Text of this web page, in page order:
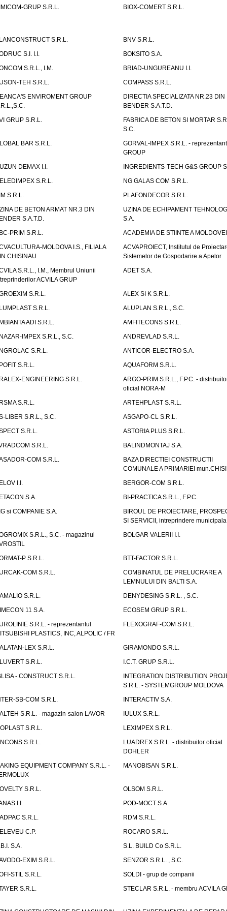
GRUP S.R.L.
BIOX-COMERT S.R.L.
S.R.L.
BNV S.R.L.
S.I. I.I.
BOKSITO S.A.
S.R.L., I.M.
BRIAD-UNGUREANU I.I.
TEH S.R.L.
COMPASS S.R.L.
ENVIROMENT GROUP
DIRECTIA SPECIALIZATA NR.23 DIN
BENDER S.A.T.D.
GRUP S.R.L.
FABRICA DE BETON SI MORTAR
S.C.
BAR S.R.L.
GORVAL-IMPEX S.R.L. -
GROUP
DEMAX I.I.
INGREDIENTS-TECH G&S GROUP
S.R.L.
NG GALAS COM S.R.L.
S.R.L.
PLAFONDECOR S.R.L.
DE BETON ARMAT NR.3 DIN
S.A.T.D.
UZINA DE ECHIPAMENT
S.A.
PRIM S.R.L.
ACADEMIA DE STIINTE A MOLDOVEI
MOLDOVA I.S., FILIALA
CHISINAU
ACVAPROIECT, Institutul de
Sistemelor de Gospodarire a Apelor
S.R.L., I.M., Membrul Uniunii
ACVILA GRUP
ADET S.A.
S.R.L.
ALEX SI K S.R.L.
S.R.L.
ALUPLAN S.R.L., S.C.
ADI S.R.L.
AMFITECONS S.R.L.
IMPEX S.R.L., S.C.
ANDREVLAD S.R.L.
S.R.L.
ANTICOR-ELECTRO S.A.
S.R.L.
AQUAFORM S.R.L.
ENGINEERING S.R.L.
ARGO-PRIM S.R.L., F.P.C. -
oficial NORA-M
S.R.L.
ARTEHPLAST S.R.L.
LIBER S.R.L., S.C.
ASGAPO-CL S.R.L.
S.R.L.
ASTORIA PLUS S.R.L.
S.R.L.
BALINDMONTAJ S.A.
COM S.R.L.
BAZA DIRECTIEI CONSTRUCTII
COMUNALE A PRIMARIEI
I.I.
BERGOR-COM S.R.L.
S.A.
BI-PRACTICA S.R.L., F.P.C.
si COMPANIE S.A.
BIROUL DE PROIECTARE,
SI SERVICII, intreprindere municipala
S.R.L., S.C. - magazinul
BOLGAR VALERII I.I.
P S.R.L.
BTT-FACTOR S.R.L.
COM S.R.L.
COMBINATUL DE PRELUCRARE A
LEMNULUI DIN BALTI S.A.
S.R.L.
DENYDESING S.R.L. , S.C.
11 S.A.
ECOSEM GRUP S.R.L.
S.R.L. - reprezentantul
PLASTICS, INC, ALPOLIC / FR
FLEXOGRAF-COM S.R.L.
LEX S.R.L.
GIRAMONDO S.R.L.
S.R.L.
I.C.T. GRUP S.R.L.
- CONSTRUCT S.R.L.
INTEGRATION DISTRIBUTION
S.R.L. - SYSTEMGROUP MOLDOVA
SB-COM S.R.L.
INTERACTIV S.A.
S.R.L. - magazin-salon LAVOR
IULUX S.R.L.
S.R.L.
LEXIMPEX S.R.L.
S.R.L.
LUADREX S.R.L. - distribuitor oficial
DOHLER
EQUIPMENT COMPANY S.R.L. -
MANOBISAN S.R.L.
S.R.L.
OLSOM S.R.L.
I.I.
POD-MOCT S.A.
S.R.L.
RDM S.R.L.
C.P.
ROCARO S.R.L.
S.A.
S.L. BUILD Co S.R.L.
EXIM S.R.L.
SENZOR S.R.L. , S.C.
STIL S.R.L.
SOLDI - grup de companii
S.R.L.
STECLAR S.R.L. - membru ACVILA